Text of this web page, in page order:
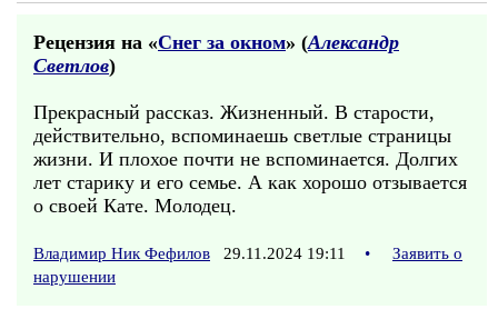
Рецензия на «Снег за окном» (Александр
Светлов)
Прекрасный рассказ. Жизненный. В старости,
действительно, вспоминаешь светлые страницы
жизни. И плохое почти не вспоминается. Долгих
лет старику и его семье. А как хорошо отзывается
о своей Кате. Молодец.
Владимир Ник Фефилов 29.11.2024 19:11 •
Заявить о
нарушении